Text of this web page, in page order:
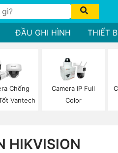
ĐẦU GHI HÌNH THIẾT
Chống
Vantech
Camera IP Full
Color
HIKVISION